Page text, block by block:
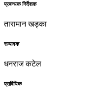
प्रबन्धक निर्देशक
तारामान खड्का
सम्पादक
धनराज कटेल
प्राविधिक